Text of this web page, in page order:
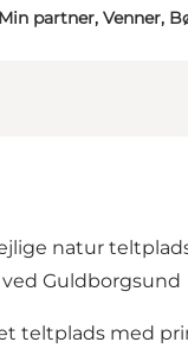
partner, Venner,
natur
Guldborgsund
teltplads med